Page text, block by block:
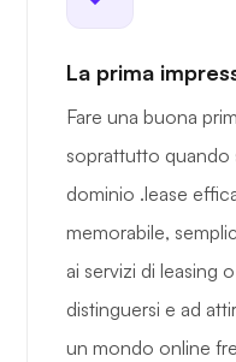
La prima
Fare una buona
soprattutto quando
dominio .lease
memorabile,
ai servizi di leasing
distinguersi e ad
un mondo online